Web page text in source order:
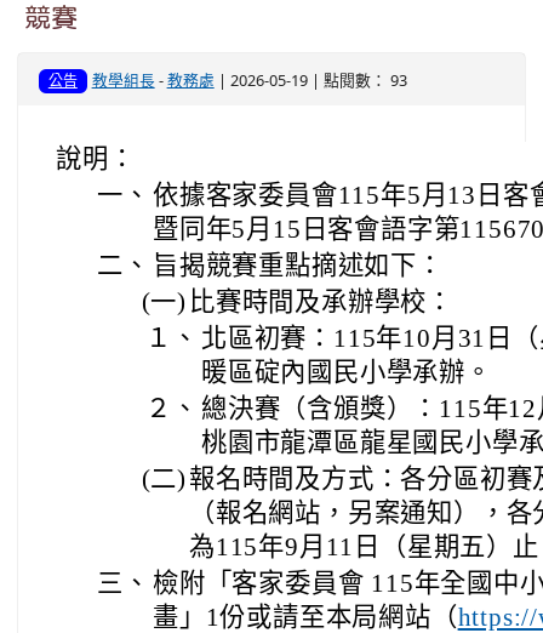
競賽
公告 教學組長-教務處 | 2026-05-19 | 點閱數： 93
說明：
一、 依據客家委員會115年5月13日客
暨同年5月15日客會語字第
二、 旨揭競賽重點摘述如下：
(一) 比賽時間及承辦學校：
１、 北區初賽：115年10月31日
暖區碇內國民小學承辦。
２、 總決賽（含頒獎）：115年
桃園市龍潭區龍星國民小學
(二) 報名時間及方式：各分區初
（報名網站，另案通知），
為115年9月11日（星期五）
三、 檢附「客家委員會 115年全國中
畫」1份或請至本局網站（